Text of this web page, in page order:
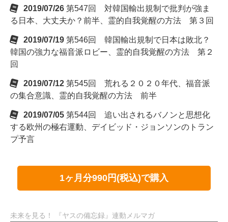
2019/07/26 第547回 対韓国輸出規制で批判が強ま
る日本、大丈夫か？前半、霊的自我覚醒の方法 第３回
2019/07/19 第546回 韓国輸出規制で日本は敗北？
韓国の強力な福音派ロビー、霊的自我覚醒の方法 第２
回
2019/07/12 第545回 荒れる２０２０年代、福音派
の集合意識、霊的自我覚醒の方法 前半
2019/07/05 第544回 追い出されるバノンと思想化
する欧州の極右運動、デイビッド・ジョンソンのトラン
プ予言
1ヶ月分990円(税込)で購入
未来を見る！ 『ヤスの備忘録』連動メルマガ